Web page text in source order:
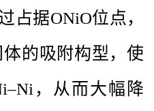
占据ONiO位点，
的吸附构型，使
，从而大幅降